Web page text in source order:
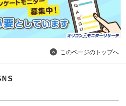
このページのトップへ